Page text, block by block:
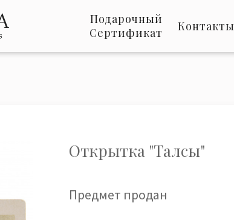
Подарочный
Сертификат
Контакты
Открытка "Талсы"
Предмет продан